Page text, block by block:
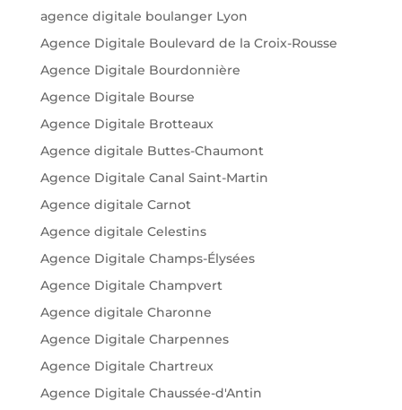
agence digitale boulanger Lyon
Agence Digitale Boulevard de la Croix-Rousse
Agence Digitale Bourdonnière
Agence Digitale Bourse
Agence Digitale Brotteaux
Agence digitale Buttes-Chaumont
Agence Digitale Canal Saint-Martin
Agence digitale Carnot
Agence digitale Celestins
Agence Digitale Champs-Élysées
Agence Digitale Champvert
Agence digitale Charonne
Agence Digitale Charpennes
Agence Digitale Chartreux
Agence Digitale Chaussée-d'Antin